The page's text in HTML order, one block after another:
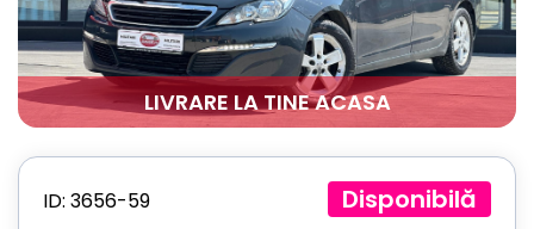
LIVRARE LA TINE ACASA
ID: 3656-59 Disponibilă